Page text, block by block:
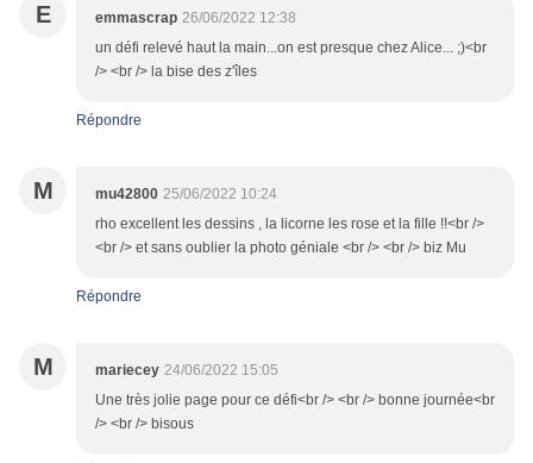
E emmascrap 26/06/2022 12:38
un défi relevé haut la main...on est presque chez Alice... ;)<br
/> <br /> la bise des z'îles
Répondre
M mu42800 25/06/2022 10:24
rho excellent les dessins , la licorne les rose et la fille !!<br />
<br /> et sans oublier la photo géniale <br /> <br /> biz Mu
Répondre
M mariecey 24/06/2022 15:05
Une très jolie page pour ce défi<br /> <br /> bonne journée<br
/> <br /> bisous